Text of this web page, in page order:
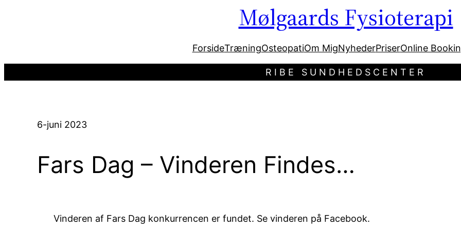
Mølgaards Fysioterapi
ForsideTræningOsteopatiOm MigNyhederPriserOnline
RIBE SUNDHEDSCENTER
6-juni 2023
Fars Dag – Vinderen Findes…
Vinderen af Fars Dag konkurrencen er fundet. Se vinderen på Facebook.